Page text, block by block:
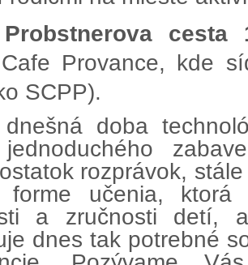
Probstnerova cesta
Provance, kde
SCPP).
dnešná doba
rozprávok,
forme učenia, ktorá
a zručnosti detí,
dnes tak potrebné